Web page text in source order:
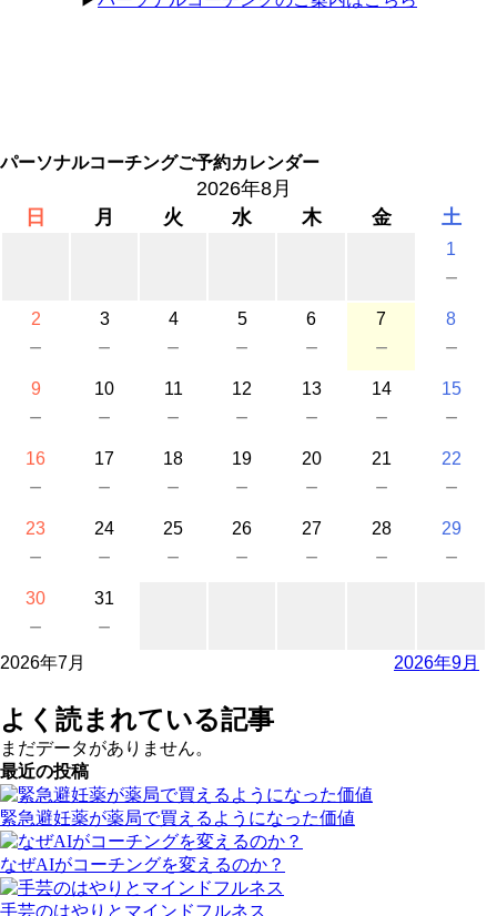
パーソナルコーチングご予約カレンダー
2026年8月
日
月 火 水 木 金 土
1
－
2
－
3
－
4
－
5
－
6
－
7
－
8
－
9
－
10
－
11
－
12
－
13
－
14
－
15
－
16
－
17
－
18
－
19
－
20
－
21
－
22
－
23
－
24
－
25
－
26
－
27
－
28
－
29
－
30
－
31
－
2026年7月 2026年9月
よく読まれている記事
まだデータがありません。
最近の投稿
緊急避妊薬が薬局で買えるようになった価値
なぜAIがコーチングを変えるのか？
手芸のはやりとマインドフルネス